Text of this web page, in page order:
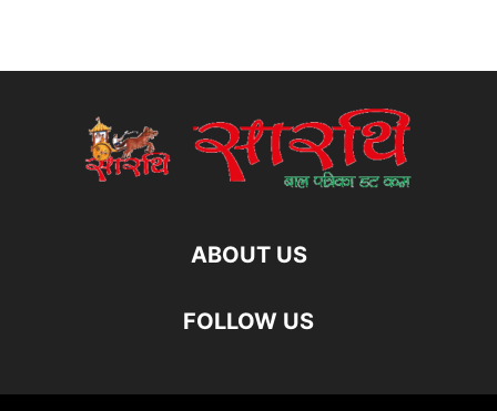
ABOUT US
FOLLOW US